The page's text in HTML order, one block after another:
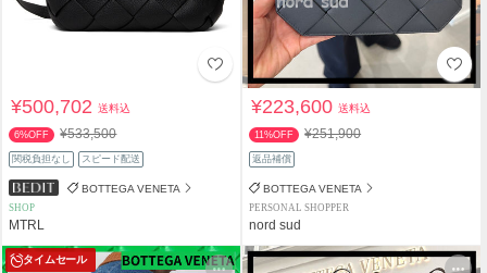
¥500,702送料込
6%OFF ¥533,500
関税負担なし スピード配送
BOTTEGA VENETA
SHOP
MTRL
¥223,600送料込
11%OFF ¥251,900
返品補償
BOTTEGA VENETA
PERSONAL SHOPPER
nord sud
タイムセール